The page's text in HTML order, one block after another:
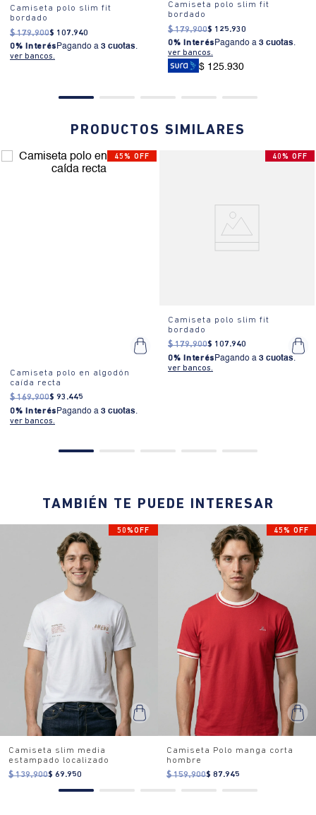
Camiseta polo slim fit
bordado
$ 179.900$ 107.940
0% Interés Pagando a 3 cuotas.
ver bancos.
Camiseta polo slim fit
bordado
$ 179.900$ 125.930
0% Interés Pagando a 3 cuotas.
ver bancos.
$ 125.930
PRODUCTOS SIMILARES
45% OFF
Camiseta polo en algodón
caída recta
$ 169.900$ 93 .445
0% Interés Pagando a 3 cuotas.
ver bancos.
40% OFF
Camiseta polo slim fit
bordado
$ 179.900$ 107.940
0% Interés Pagando a 3 cuotas.
ver bancos.
TAMBIÉN TE PUEDE INTERESAR
50%OFF
Camiseta slim media
estampado localizado
$ 139.900$ 69.950
45% OFF
Camiseta Polo manga corta
hombre
$ 159.900$ 87.945